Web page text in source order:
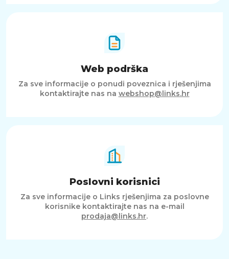
Web podrška
Za sve informacije o ponudi poveznica i rješenjima
kontaktirajte nas na webshop@links.hr
Poslovni korisnici
Za sve informacije o Links rješenjima za poslovne
korisnike kontaktirajte nas na e-mail
prodaja@links.hr.